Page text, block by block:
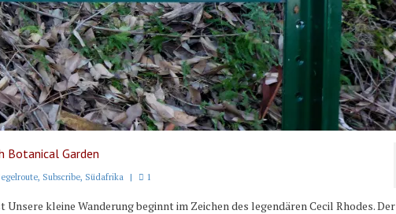
Botanical Garden
, Subscribe, Südafrika | 1
kleine Wanderung beginnt im Zeichen des legendären Cecil Rhodes. Der